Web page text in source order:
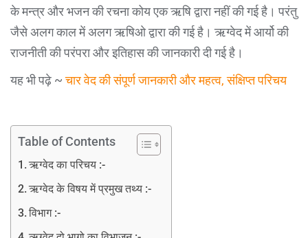
के मन्त्र और भजन की रचना कोय एक ऋषि द्वारा नहीं की गई है। परंतु
जैसे अलग काल में अलग ऋषिओ द्वारा की गई है। ऋग्वेद में आर्यो की
राजनीती की परंपरा और इतिहास की जानकारी दी गई है।
यह भी पढ़े ~चार वेद की संपूर्ण जानकारी और महत्व, संक्षिप्त परिचय
Table of Contents
ऋग्वेद का परिचय :-
ऋग्वेद के विषय में प्रमुख तथ्य :-
विभाग :-